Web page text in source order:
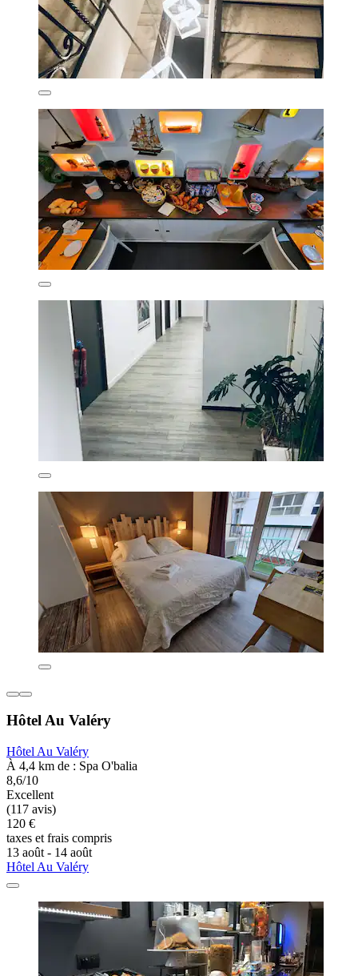
Hôtel Au Valéry
Hôtel Au Valéry
À 4,4 km de : Spa O'balia
8,6/10
Excellent
(117 avis)
120 €
taxes et frais compris
13 août - 14 août
Hôtel Au Valéry